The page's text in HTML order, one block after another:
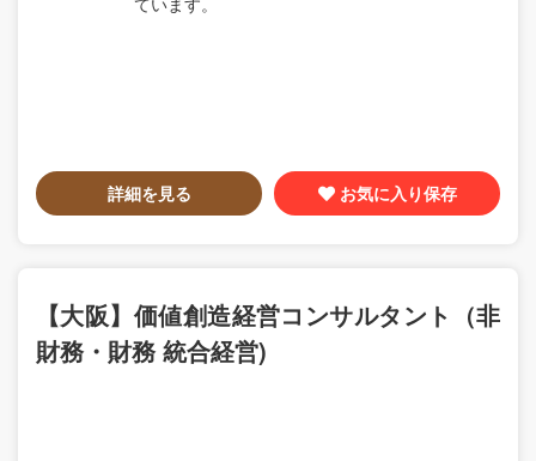
詳細を見る お気に入り保存
【大阪】価値創造経営コンサルタント（非
財務・財務 統合経営)